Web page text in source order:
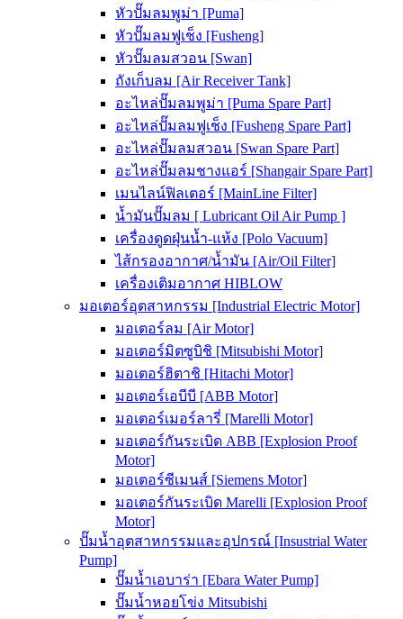
หัวปั๊มลมพูม่า [Puma]
หัวปั๊มลมฟูเช็ง [Fusheng]
หัวปั๊มลมสวอน [Swan]
ถังเก็บลม [Air Receiver Tank]
อะไหล่ปั๊มลมพูม่า [Puma Spare Part]
อะไหล่ปั๊มลมฟูเช็ง [Fusheng Spare Part]
อะไหล่ปั๊มลมสวอน [Swan Spare Part]
อะไหล่ปั๊มลมชางแอร์ [Shangair Spare Part]
เมนไลน์ฟิลเตอร์ [MainLine Filter]
น้ำมันปั๊มลม [ Lubricant Oil Air Pump ]
เครื่องดูดฝุ่นน้ำ-แห้ง [Polo Vacuum]
ไส้กรองอากาศ/น้ำมัน [Air/Oil Filter]
เครื่องเติมอากาศ HIBLOW
มอเตอร์อุตสาหกรรม [Industrial Electric Motor]
มอเตอร์ลม [Air Motor]
มอเตอร์มิตซูบิชิ [Mitsubishi Motor]
มอเตอร์ฮิตาชิ [Hitachi Motor]
มอเตอร์เอบีบี [ABB Motor]
มอเตอร์เมอร์ลารี่ [Marelli Motor]
มอเตอร์กันระเบิด ABB [Explosion Proof
Motor]
มอเตอร์ซีเมนส์ [Siemens Motor]
มอเตอร์กันระเบิด Marelli [Explosion Proof
Motor]
ปั๊มน้ำอุตสาหกรรมและอุปกรณ์ [Insustrial Water
Pump]
ปั๊มน้ำเอบาร่า [Ebara Water Pump]
ปั๊มน้ำหอยโข่ง Mitsubishi